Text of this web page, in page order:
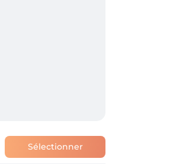
Sélectionner